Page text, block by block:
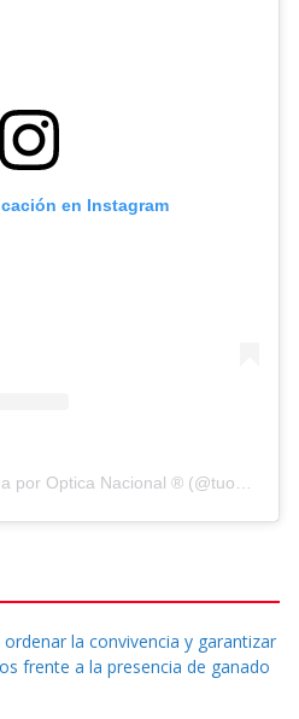
en Instagram
Nacional ® (@tuopticanacional)
la convivencia y garantizar
frente a la presencia de ganado